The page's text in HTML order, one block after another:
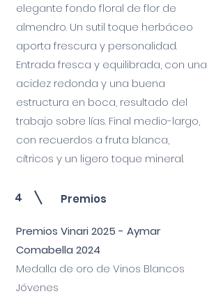
elegante fondo floral de flor de
almendro. Un sutil toque herbáceo
aporta frescura y personalidad.
Entrada fresca y equilibrada, con una
acidez redonda y una buena
estructura en boca, resultado del
trabajo sobre lías. Final medio-largo,
con recuerdos a fruta blanca,
cítricos y un ligero toque mineral.
4 Premios
Premios Vinari 2025 - Aymar
Comabella 2024
Medalla de oro de Vinos Blancos
Jóvenes